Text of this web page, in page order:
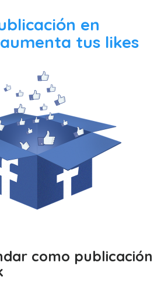
en
tus likes
como publicación